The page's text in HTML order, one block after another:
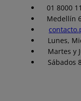
01 8000
Medellín
Lunes,
Martes y
Sábados